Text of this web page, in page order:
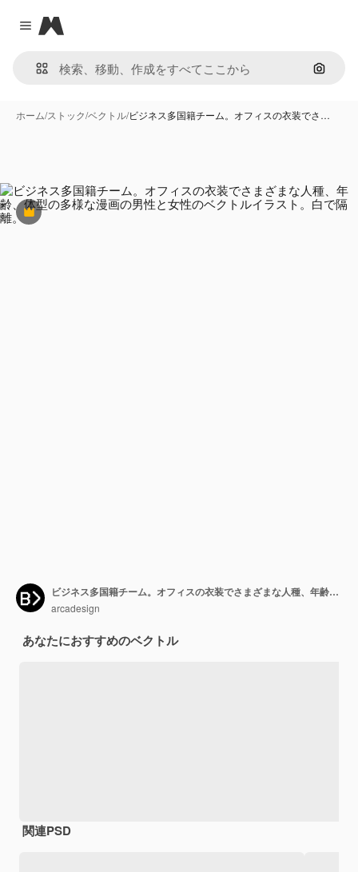
Close menu
Magnific
画像で
ホーム/ストック/ベクトル/ビジネス多国籍チーム。オフィスの衣装でさ…
Premium
ビジネス多国籍チーム。オフィスの衣装でさまざまな人種、年齢、体型の多様な漫画の男性と女性のベクトルイラスト。白で隔離。
arcadesign
あなたにおすすめのベクトル
関連PSD